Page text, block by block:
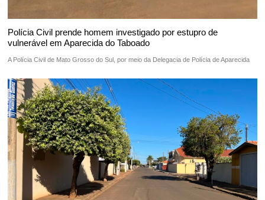
Polícia Civil prende homem investigado por estupro de
vulnerável em Aparecida do Taboado
A Polícia Civil de Mato Grosso do Sul, por meio da Delegacia de Polícia de Aparecida